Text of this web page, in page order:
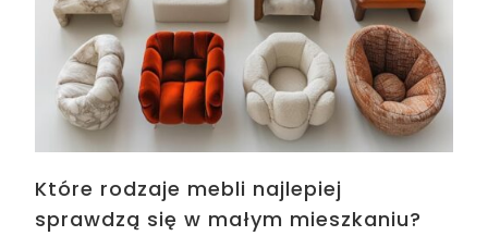
Które rodzaje mebli najlepiej
sprawdzą się w małym mieszkaniu?